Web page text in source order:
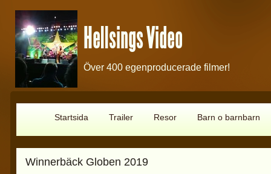
Hellsings Video
Över 400 egenproducerade filmer!
Startsida Trailer Resor Barn o barnbarn
Winnerbäck Globen 2019